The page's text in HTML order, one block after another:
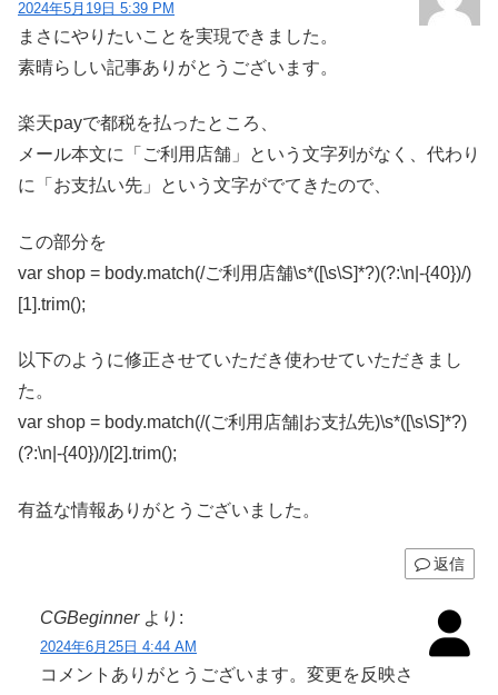
2024年5月19日 5:39 PM
まさにやりたいことを実現できました。
素晴らしい記事ありがとうございます。
楽天payで都税を払ったところ、
メール本文に「ご利用店舗」という文字列がなく、代わり
に「お支払い先」という文字がでてきたので、
この部分を
var shop = body.match(/ご利用店舗\s*([\s\S]*?)(?:\n|-{40})/)
[1].trim();
以下のように修正させていただき使わせていただきまし
た。
var shop = body.match(/(ご利用店舗|お支払先)\s*([\s\S]*?)
(?:\n|-{40})/)[2].trim();
有益な情報ありがとうございました。
返信
CGBeginner より:
2024年6月25日 4:44 AM
コメントありがとうございます。変更を反映さ